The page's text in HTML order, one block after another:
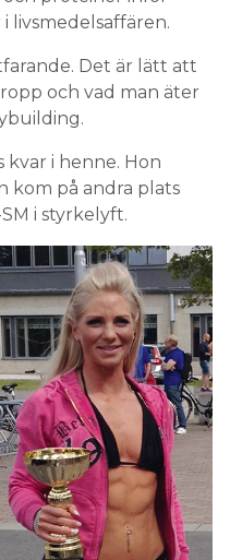
livs­medels­affären.
Det är lätt att
och vad man äter
i henne. Hon
kom på andra plats
i styrkelyft.